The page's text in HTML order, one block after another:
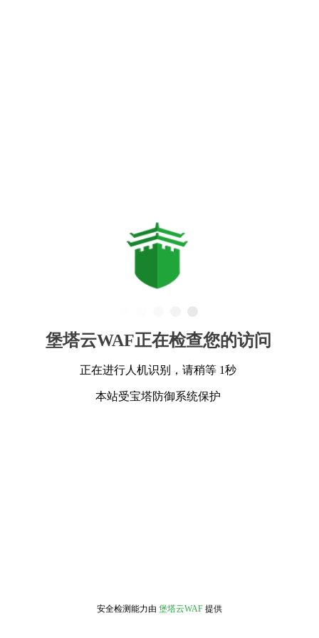
堡塔云WAF正在检查您的访问
正在进行人机识别，请稍等 1秒
本站受宝塔防御系统保护
安全检测能力由 堡塔云WAF 提供